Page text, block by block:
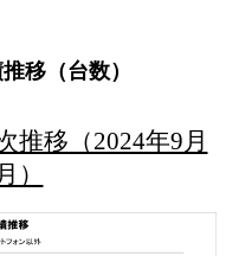
移（台数）
推移（2024年9月
）